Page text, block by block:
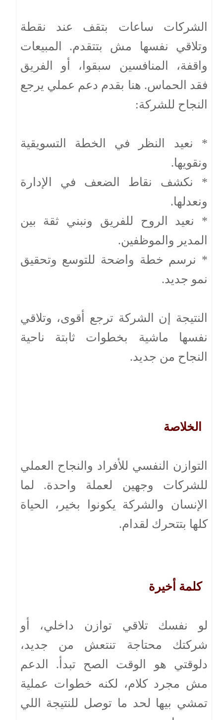
الشركات ساعات بتقف عند نقطة
وتلاقي نفسها مش بتتقدم. المبيعات
واقفة، المنافسين سبقوا، أو الفريق
فقد الحماس. هنا بقدم دعم عملي يرجع
النجاح للشركة:
* نعيد النظر في الخطة التسويقية
ونقويها.
* نكشف نقاط الضعف في الإدارة
ونعدلها.
* نعيد الروح للفريق ونبني ثقة بين
المدير والموظفين.
* نرسم خطة واضحة للتوسع وتحقيق
نمو جديد.
النتيجة إن الشركة ترجع أقوى، وتلاقي
نفسها ماشية بخطوات ثابتة ناحية
النجاح من جديد.
الخلاصة
التوازن النفسي للأفراد والنجاح العملي
للشركات وجهين لعملة واحدة. لما
الإنسان والشركة يكونوا بخير، الحياة
كلها بتتحرك لقدام.
كلمة أخيرة
لو نفسك تلاقي توازن داخلي، أو
شركتك محتاجة تنتعش من جديد،
دلوقتي هو الوقت الصح تبدأ. الدعم
مش مجرد كلام، لكنه خطوات عملية
تمشي بيها لحد ما توصل للنتيجة اللي